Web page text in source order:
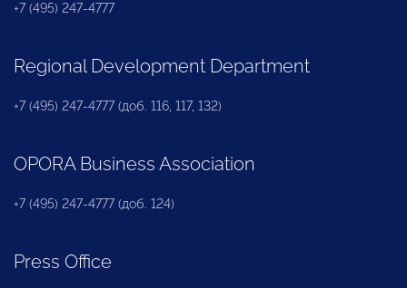
+7 (495) 247-4777
Regional Development Department
+7 (495) 247-4777 (доб. 116, 117, 132)
OPORA Business Association
+7 (495) 247-4777 (доб. 124)
Press Office